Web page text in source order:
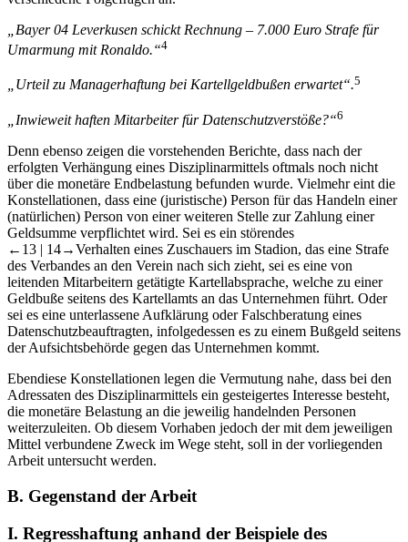
„Bayer 04 Leverkusen schickt Rechnung
Denn ebenso zeigen die vorstehenden Berichte, dass nach der
erfolgten Verhängung eines Disziplinarmittels oftmals noch nicht
über die monetäre Endbelastung befunden wurde. Vielmehr eint die
Konstellationen, dass eine (juristische) Person für das Handeln einer
(natürlichen) Person von einer weiteren Stelle zur Zahlung einer
Geldsumme verpflichtet wird. Sei es ein störendes
←13 |14→Verhalten eines Zuschauers im Stadion, das eine Strafe
des Verbandes an den Verein nach sich zieht, sei es eine von
leitenden Mitarbeitern getätigte Kartellabsprache, welche zu einer
Geldbuße seitens des Kartellamts an das Unternehmen führt. Oder
sei es eine unterlassene Aufklärung oder Falschberatung eines
Datenschutzbeauftragten, infolgedessen es zu einem Bußgeld seitens
Ebendiese Konstellationen legen die Vermutung nahe, dass bei den
Adressaten des Disziplinarmittels ein gesteigertes Interesse besteht,
die monetäre Belastung an die jeweilig handelnden Personen
weiterzuleiten. Ob diesem Vorhaben jedoch der mit dem jeweiligen
Mittel verbundene Zweck im Wege steht, soll in der vorliegenden
Gegenstand der Arbeit